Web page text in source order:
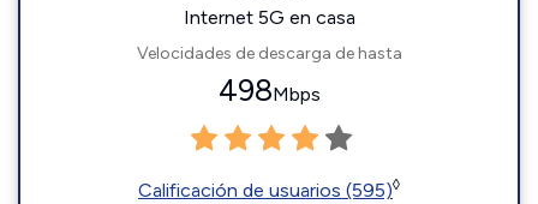
Internet 5G en casa
Velocidades de descarga de hasta
498Mbps
Calificación de usuarios (595)◊